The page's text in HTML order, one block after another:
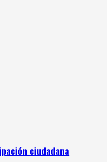
ciudadana